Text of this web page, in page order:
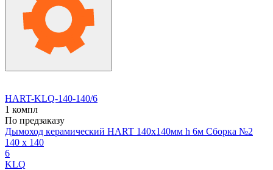
HART-KLQ-140-140/6
1 компл
По предзаказу
Дымоход керамический HART 140х140мм h 6м Сборка №2
140 x 140
6
KLQ